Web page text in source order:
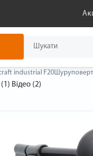
industrial F20Шуруповерт
(1) Відео (2)